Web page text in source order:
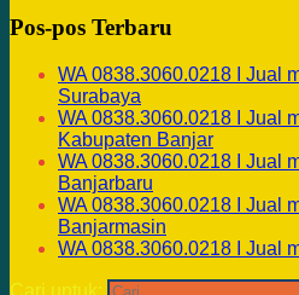
Pos-pos Terbaru
WA 0838.3060.0218 I Jual
Surabaya
WA 0838.3060.0218 I Jual
Kabupaten Banjar
WA 0838.3060.0218 I Jual
Banjarbaru
WA 0838.3060.0218 I Jual
Banjarmasin
WA 0838.3060.0218 I Jual
Cari untuk: